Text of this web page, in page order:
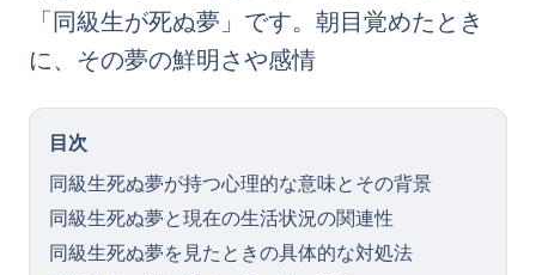
「同級生が死ぬ夢」です。朝目覚めたとき
に、その夢の鮮明さや感情
目次
同級生死ぬ夢が持つ心理的な意味とその背景
同級生死ぬ夢と現在の生活状況の関連性
同級生死ぬ夢を見たときの具体的な対処法